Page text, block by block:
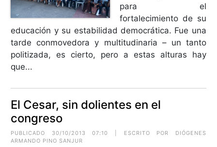
para el
fortalecimiento de su
educación y su estabilidad democrática. Fue una
tarde conmovedora y multitudinaria – un tanto
politizada, es cierto, pero a estas alturas hay
que...
El Cesar, sin dolientes en el
congreso
PUBLICADO 30/10/2013 07:10 | ESCRITO POR DIÓGENES
ARMANDO PINO SANJUR